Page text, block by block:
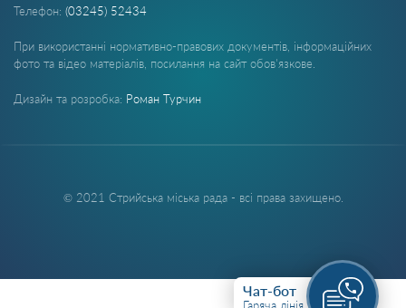
Телефон: (03245) 52434
При використанні нормативно-правових документів, інформаційних
фото та відео матеріалів, посилання на сайт обов'язкове.
Дизайн та розробка: Роман Турчин
© 2021 Стрийська міська рада - всі права захищено.
Чат-бот